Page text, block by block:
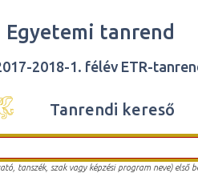
Egyetemi tanrend
2018-1. félév ETR-
Tanrendi kereső
tanszék, szak vagy képzési program neve) első